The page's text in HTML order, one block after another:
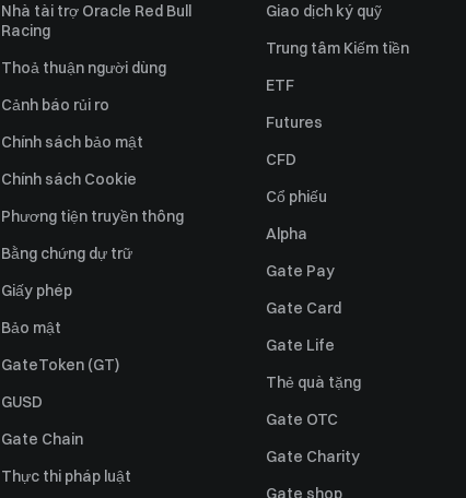
Nhà tài trợ Oracle Red Bull
Racing
Thoả thuận người dùng
Cảnh báo rủi ro
Chính sách bảo mật
Chính sách Cookie
Phương tiện truyền thông
Bằng chứng dự trữ
Giấy phép
Bảo mật
GateToken (GT)
GUSD
Gate Chain
Thực thi pháp luật
Giao dịch ký quỹ
Trung tâm Kiếm tiền
ETF
Futures
CFD
Cổ phiếu
Alpha
Gate Pay
Gate Card
Gate Life
Thẻ quà tặng
Gate OTC
Gate Charity
Gate shop